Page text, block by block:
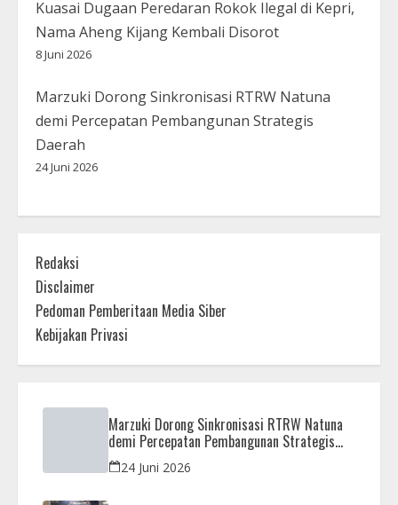
Kuasai Dugaan Peredaran Rokok Ilegal di Kepri,
Nama Aheng Kijang Kembali Disorot
8 Juni 2026
Marzuki Dorong Sinkronisasi RTRW Natuna
demi Percepatan Pembangunan Strategis
Daerah
24 Juni 2026
Redaksi
Disclaimer
Pedoman Pemberitaan Media Siber
Kebijakan Privasi
Marzuki Dorong Sinkronisasi RTRW Natuna
demi Percepatan Pembangunan Strategis
Daerah24 Juni 2026